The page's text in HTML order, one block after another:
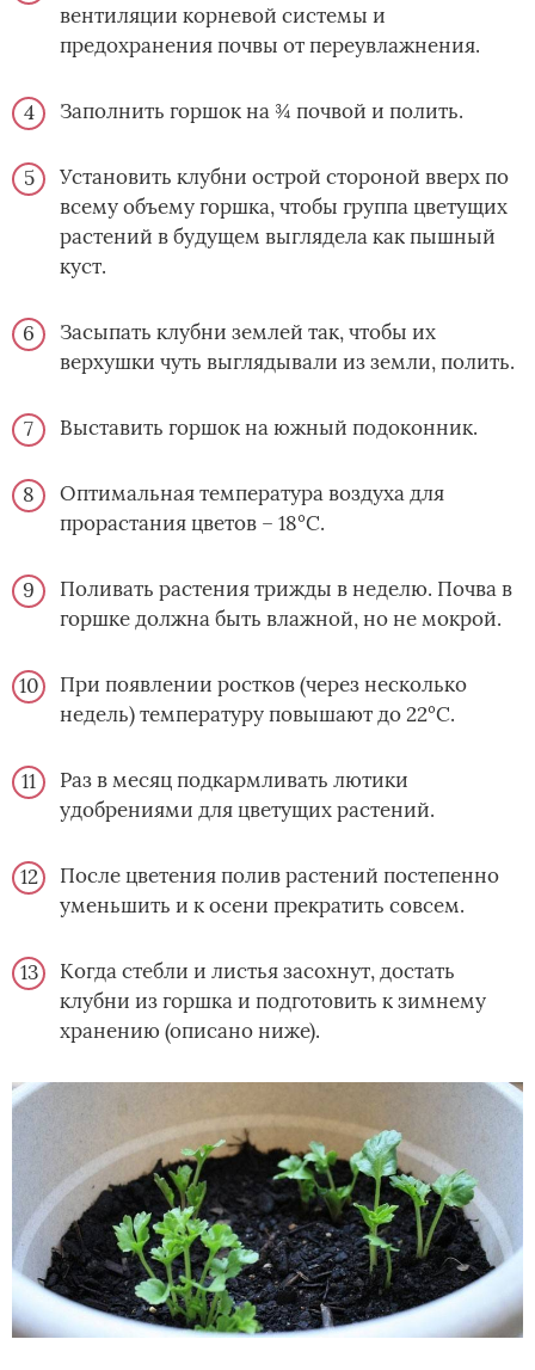
вентиляции корневой системы и
предохранения почвы от переувлажнения.
Заполнить горшок на ¾ почвой и полить.
Установить клубни острой стороной вверх по
всему объему горшка, чтобы группа цветущих
растений в будущем выглядела как пышный
куст.
Засыпать клубни землей так, чтобы их
верхушки чуть выглядывали из земли, полить.
Выставить горшок на южный подоконник.
Оптимальная температура воздуха для
прорастания цветов – 18°С.
Поливать растения трижды в неделю. Почва в
горшке должна быть влажной, но не мокрой.
При появлении ростков (через несколько
недель) температуру повышают до 22°С.
Раз в месяц подкармливать лютики
удобрениями для цветущих растений.
После цветения полив растений постепенно
уменьшить и к осени прекратить совсем.
Когда стебли и листья засохнут, достать
клубни из горшка и подготовить к зимнему
хранению (описано ниже).